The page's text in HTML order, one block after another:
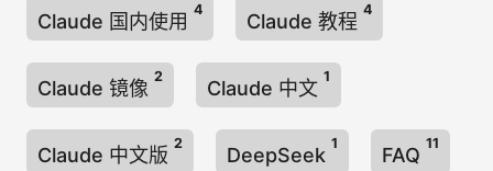
Claude 国内使用
4
Claude 教程
4
Claude 镜像
2
Claude 中文
1
Claude 中文版
2
DeepSeek
1
FAQ
11